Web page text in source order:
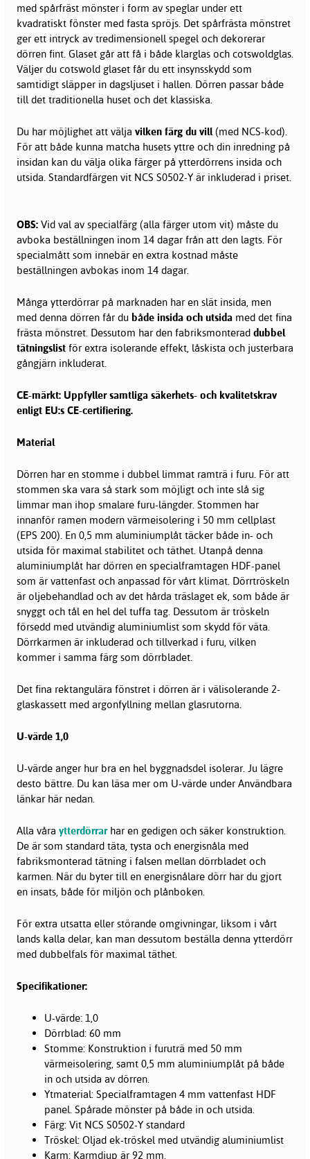
med spårfräst mönster i form av speglar under ett
kvadratiskt fönster med fasta spröjs. Det spårfrästa mönstret
ger ett intryck av tredimensionell spegel och dekorerar
dörren fint. Glaset går att få i både klarglas och cotswoldglas.
Väljer du cotswold glaset får du ett insynsskydd som
samtidigt släpper in dagsljuset i hallen. Dörren passar både
till det traditionella huset och det klassiska.
Du har möjlighet att välja vilken färg du vill (med NCS-kod).
För att både kunna matcha husets yttre och din inredning på
insidan kan du välja olika färger på ytterdörrens insida och
utsida. Standardfärgen vit NCS S0502-Y är inkluderad i priset.
OBS: Vid val av specialfärg (alla färger utom vit) måste du
avboka beställningen inom 14 dagar från att den lagts. För
specialmått som innebär en extra kostnad måste
beställningen avbokas inom 14 dagar.
Många ytterdörrar på marknaden har en slät insida, men
med denna dörren får du både insida och utsida med det fina
frästa mönstret. Dessutom har den fabriksmonterad dubbel
tätningslist för extra isolerande effekt, låskista och justerbara
gångjärn inkluderat.
CE-märkt: Uppfyller samtliga säkerhets- och kvalitetskrav
enligt EU:s CE-certifiering.
Material
Dörren har en stomme i dubbel limmat ramträ i furu. För att
stommen ska vara så stark som möjligt och inte slå sig
limmar man ihop smalare furu-längder. Stommen har
innanför ramen modern värmeisolering i 50 mm cellplast
(EPS 200). En 0,5 mm aluminiumplåt täcker både in- och
utsida för maximal stabilitet och täthet. Utanpå denna
aluminiumplåt har dörren en specialframtagen HDF-panel
som är vattenfast och anpassad för vårt klimat. Dörrtröskeln
är oljebehandlad och av det hårda träslaget ek, som både är
snyggt och tål en hel del tuffa tag. Dessutom är tröskeln
försedd med utvändig aluminiumlist som skydd för väta.
Dörrkarmen är inkluderad och tillverkad i furu, vilken
kommer i samma färg som dörrbladet.
Det fina rektangulära fönstret i dörren är i välisolerande 2-
glaskassett med argonfyllning mellan glasrutorna.
U-värde 1,0
U-värde anger hur bra en hel byggnadsdel isolerar. Ju lägre
desto bättre. Du kan läsa mer om U-värde under Användbara
länkar här nedan.
Alla våra ytterdörrarhar en gedigen och säker konstruktion.
De är som standard täta, tysta och energisnåla med
fabriksmonterad tätning i falsen mellan dörrbladet och
karmen. När du byter till en energisnålare dörr har du gjort
en insats, både för miljön och plånboken.
För extra utsatta eller störande omgivningar, liksom i vårt
lands kalla delar, kan man dessutom beställa denna ytterdörr
med dubbelfals för maximal täthet.
Specifikationer:
U-värde: 1,0
Dörrblad: 60 mm
Stomme: Konstruktion i furuträ med 50 mm
värmeisolering, samt 0,5 mm aluminiumplåt på både
in och utsida av dörren.
Ytmaterial: Specialframtagen 4 mm vattenfast HDF
panel. Spårade mönster på både in och utsida.
Färg: Vit NCS S0502-Y standard
Tröskel: Oljad ek-tröskel med utvändig aluminiumlist
Karm: Karmdjup är 92 mm.